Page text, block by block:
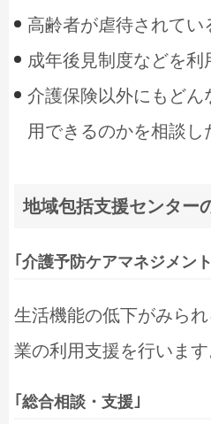
高齢者が虐待されてい
成年後見制度などを利
介護保険以外にもどん
用できるのかを相談し
地域包括支援センター
｢介護予防ケアマネジメン
生活機能の低下がみら
業の利用支援を行います
｢総合相談・支援｣